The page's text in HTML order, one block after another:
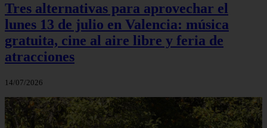
Tres alternativas para aprovechar el
lunes 13 de julio en Valencia: música
gratuita, cine al aire libre y feria de
atracciones
14/07/2026